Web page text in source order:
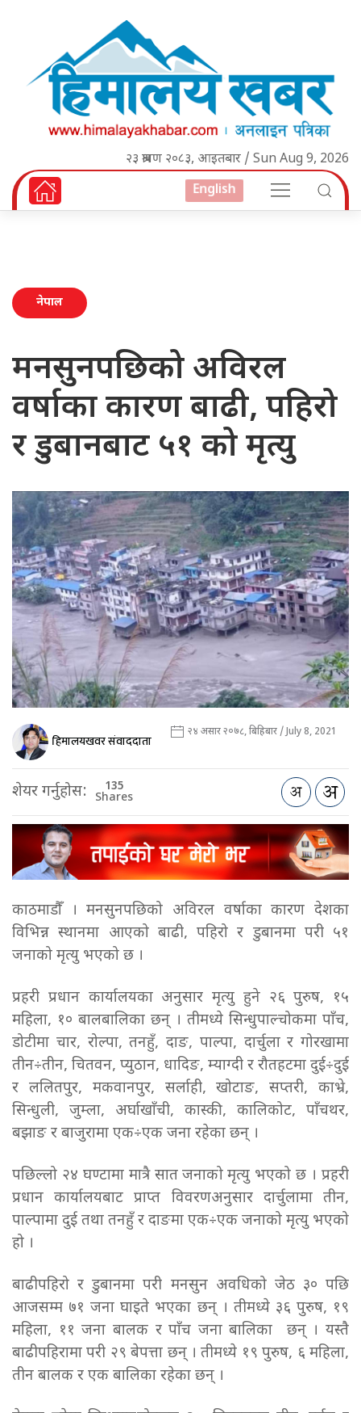
२३ श्रावण २०८३, आइतबार / Sun Aug 9, 2026
English
नेपाल
मनसुनपछिको अविरल
वर्षाका कारण बाढी, पहिरो
र डुबानबाट ५१ को मृत्यु
हिमालयखवर संवाददाता २४ असार २०७८, बिहिबार / July 8, 2021
शेयर गर्नुहोस: 135
Shares
काठमाडौँ । मनसुनपछिको अविरल वर्षाका कारण देशका
विभिन्न स्थानमा आएको बाढी, पहिरो र डुबानमा परी ५१
जनाको मृत्यु भएको छ ।
प्रहरी प्रधान कार्यालयका अनुसार मृत्यु हुने २६ पुरुष, १५
महिला, १० बालबालिका छन् । तीमध्ये सिन्धुपाल्चोकमा पाँच,
डोटीमा चार, रोल्पा, तनहुँ, दाङ, पाल्पा, दार्चुला र गोरखामा
तीन÷तीन, चितवन, प्युठान, धादिङ, म्याग्दी र रौतहटमा दुई÷दुई
र ललितपुर, मकवानपुर, सर्लाही, खोटाङ, सप्तरी, काभ्रे,
सिन्धुली, जुम्ला, अर्घाखाँची, कास्की, कालिकोट, पाँचथर,
बझाङ र बाजुरामा एक÷एक जना रहेका छन् ।
पछिल्लो २४ घण्टामा मात्रै सात जनाको मृत्यु भएको छ । प्रहरी
प्रधान कार्यालयबाट प्राप्त विवरणअनुसार दार्चुलामा तीन,
पाल्पामा दुई तथा तनहुँ र दाङमा एक÷एक जनाको मृत्यु भएको
हो ।
बाढीपहिरो र डुबानमा परी मनसुन अवधिको जेठ ३० पछि
आजसम्म ७१ जना घाइते भएका छन् । तीमध्ये ३६ पुरुष, १९
महिला, ११ जना बालक र पाँच जना बालिका छन् । यस्तै
बाढीपहिरामा परी २९ बेपत्ता छन् । तीमध्ये १९ पुरुष, ६ महिला,
तीन बालक र एक बालिका रहेका छन् ।